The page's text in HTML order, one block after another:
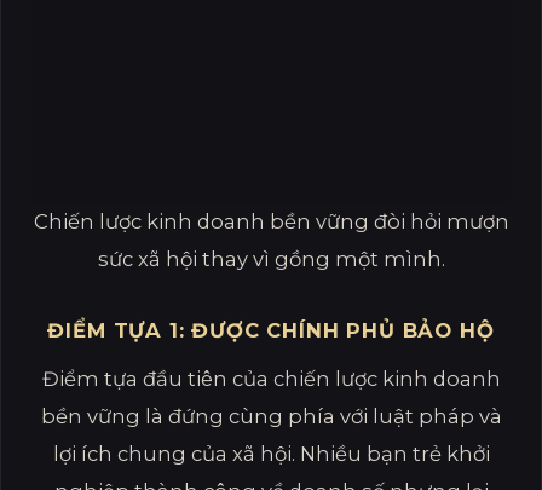
Chiến lược kinh doanh bền vững đòi hỏi mượn
sức xã hội thay vì gồng một mình.
ĐIỂM TỰA 1: ĐƯỢC CHÍNH PHỦ BẢO HỘ
Điểm tựa đầu tiên của chiến lược kinh doanh
bền vững là đứng cùng phía với luật pháp và
lợi ích chung của xã hội. Nhiều bạn trẻ khởi